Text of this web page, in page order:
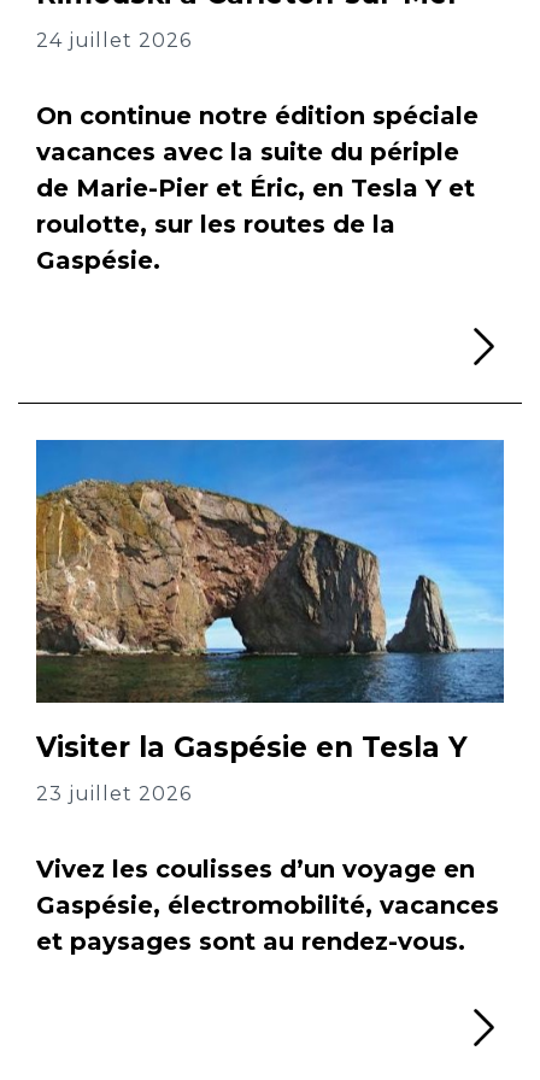
24 juillet 2026
On continue notre édition spéciale
vacances avec la suite du périple
de Marie-Pier et Éric, en Tesla Y et
roulotte, sur les routes de la
Gaspésie.
Visiter la Gaspésie en Tesla Y
23 juillet 2026
Vivez les coulisses d’un voyage en
Gaspésie, électromobilité, vacances
et paysages sont au rendez-vous.